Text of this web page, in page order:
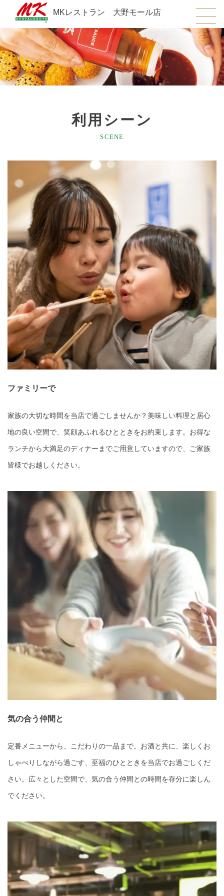
MKレストラン 大野モール店
利用シーン
SCENE
ファミリーで
家族の大切な時間を当店で過ごしませんか？美味しい料理と居心
地の良い空間で、笑顔あふれるひとときをお約束します。お得な
ランチから大満足のディナーまでご用意していますので、ご家族
皆様でお越しください。
気の合う仲間と
定番メニューから、こだわりの一品まで。お酒と共に、楽しくお
しゃべりしながら過ごす、至福のひとときを当店でお過ごしくだ
さい。広々とした空間で、気の合う仲間との時間を存分に楽しん
でください。